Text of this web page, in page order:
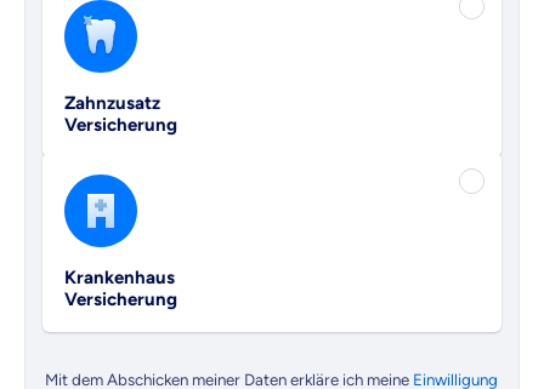
Zahnzusatz
Versicherung
Krankenhaus
Versicherung
Mit dem Abschicken meiner Daten erkläre ich meine Einwilligung